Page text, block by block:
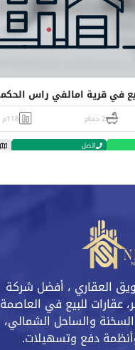
2 حمام 118م
اتصل
العقاري ، أفضل شركة
للبيع في العاصمة
السخنة والساحل الشمالي،
دفع وتسهيلات.